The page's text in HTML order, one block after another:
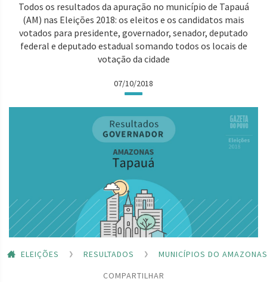
Todos os resultados da apuração no município de Tapauá
(AM) nas Eleições 2018: os eleitos e os candidatos mais
votados para presidente, governador, senador, deputado
federal e deputado estadual somando todos os locais de
votação da cidade
07/10/2018
ELEIÇÕES RESULTADOS
MUNICÍPIOS DO AMAZONAS
COMPARTILHAR